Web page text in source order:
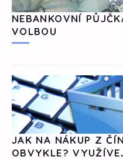
NEBANKOVNÍ
VOLBOU
JAK NA NÁKUP Z
OBVYKLE?